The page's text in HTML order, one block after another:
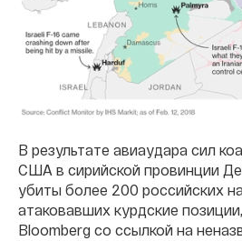
В результате авиаудара сил
США в сирийской провинции
убиты более 200 российских
атаковавших курдские позиции,
Bloomberg со ссылкой на